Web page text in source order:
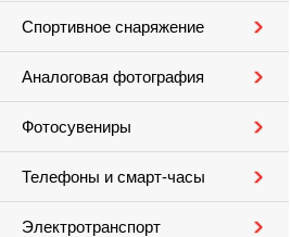
Спортивное снаряжение
Аналоговая фотография
Фотосувениры
Телефоны и смарт-часы
Электротранспорт